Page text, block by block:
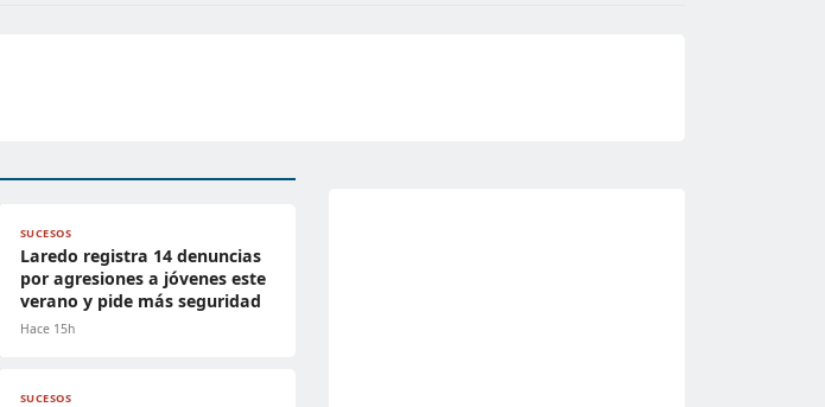
SUCESOS
Laredo registra 14 denuncias
por agresiones a jóvenes este
verano y pide más seguridad
Hace 15h
SUCESOS